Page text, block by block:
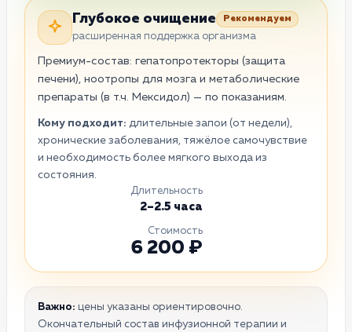
Глубокое очищение Рекомендуем
расширенная поддержка организма
Премиум-состав: гепатопротекторы (защита
печени), ноотропы для мозга и метаболические
препараты (в т.ч. Мексидол) — по показаниям.
Кому подходит: длительные запои (от недели),
хронические заболевания, тяжёлое самочувствие
и необходимость более мягкого выхода из
состояния.
Длительность
2–2.5 часа
Стоимость
6 200 ₽
Важно: цены указаны ориентировочно.
Окончательный состав инфузионной терапии и